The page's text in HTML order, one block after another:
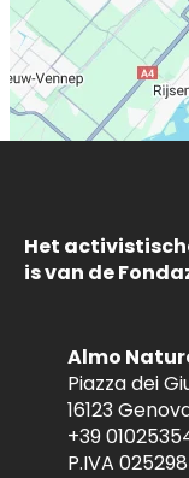
Het
is van de
Almo
Piazza dei
16123
+39
P.IVA